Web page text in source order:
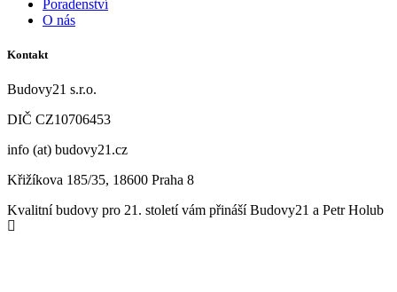
Poradenství
O nás
Kontakt
Budovy21 s.r.o.
DIČ CZ10706453
info (at) budovy21.cz
Křižíkova 185/35, 18600 Praha 8
Kvalitní budovy pro 21. století vám přináší Budovy21 a Petr Holub